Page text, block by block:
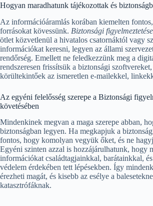
Hogyan maradhatunk tájékozottak és
Az információáramlás korában kiemelten
forrásokat kövessünk. Biztonsági
ötlet közvetlenül a hivatalos csatornáktól vagy
információkat keresni, legyen az állami
rendőrség. Emellett ne feledkezzünk meg a
rendszeresen frissítsük a biztonsági
körültekintőek az ismeretlen e-mailekkel,
Az egyéni felelősség szerepe a Biztonsági
követésében
Mindenkinek megvan a maga szerepe abban,
biztonságban legyen. Ha megkapjuk a
fontos, hogy komolyan vegyük őket, és ne
Egyéni szinten azzal is hozzájárulhatunk, hogy
információkat családtagjainkkal, barátainkkal,
védelem érdekében tett lépésekben. Így
érezheti magát, és kisebb az esélye a
katasztrófáknak.